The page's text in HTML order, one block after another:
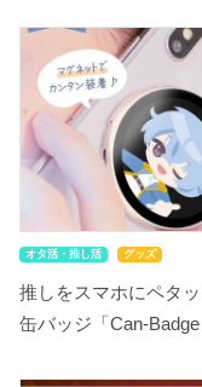
オタ活・推し活 グッズ
推しをスマホにペタ
缶バッジ「Can-